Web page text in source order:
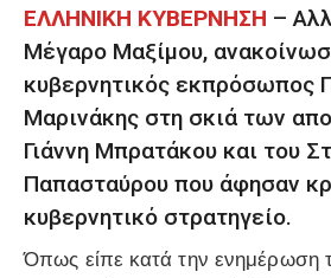
ΕΛΛΗΝΙΚΗ ΚΥΒΕΡΝΗΣΗ –
Μέγαρο Μαξίμου,
κυβερνητικός εκπρόσωπος
Μαρινάκης στη σκιά των
Γιάννη Μπρατάκου και του
Παπασταύρου που άφησαν
κυβερνητικό στρατηγείο.
Όπως είπε κατά την ενημέρωση